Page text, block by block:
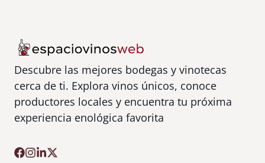
Descubre las mejores bodegas y vinotecas
cerca de ti. Explora vinos únicos, conoce
productores locales y encuentra tu próxima
experiencia enológica favorita